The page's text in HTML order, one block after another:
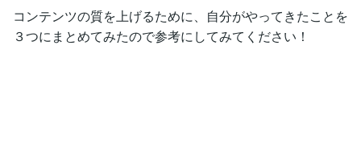
コンテンツの質を上げるために、自分がやってきたことを
３つにまとめてみたので参考にしてみてください！